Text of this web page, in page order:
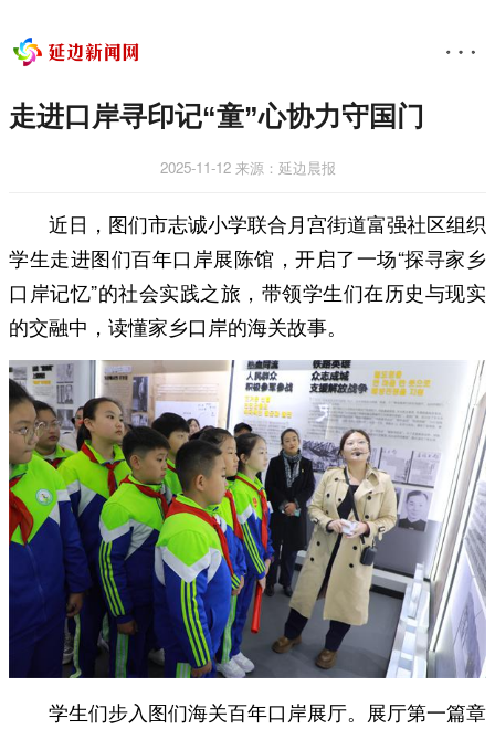
走进口岸寻印记“童”心协力守国门
2025-11-12 来源：延边晨报
近日，图们市志诚小学联合月宫街道富强社区组织
学生走进图们百年口岸展陈馆，开启了一场“探寻家乡
口岸记忆”的社会实践之旅，带领学生们在历史与现实
的交融中，读懂家乡口岸的海关故事。
学生们步入图们海关百年口岸展厅。展厅第一篇章